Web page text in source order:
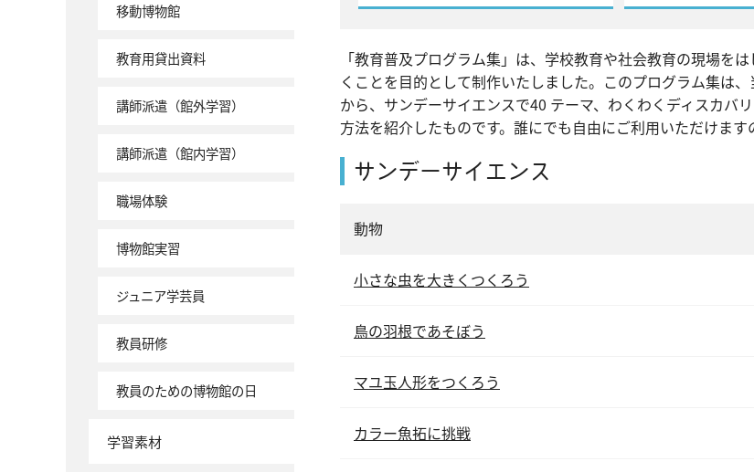
移動博物館
教育用貸出資料
講師派遣（館外学習）
講師派遣（館内学習）
職場体験
博物館実習
ジュニア学芸員
教員研修
教員のための博物館の日
学習素材
「教育普及プログラム集」は、学校教育や社会教育の現場を
くことを目的として制作いたしました。このプログラム集は
から、サンデーサイエンスで40 テーマ、わくわくディスカバ
方法を紹介したものです。誰にでも自由にご利用いただけます
サンデーサイエンス
動物
小さな虫を大きくつくろう
鳥の羽根であそぼう
マユ玉人形をつくろう
カラー魚拓に挑戦